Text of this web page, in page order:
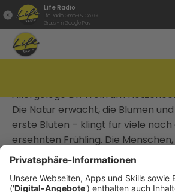
Life Radio
Life Radio GmbH & Co.KG
Gratis - in Google Play
Allergologe Dr. Wolfram
Die Natur erwacht, die Blumen
erste Blüten – klingt für viele nach
ersehnten Frühling. Die
geht, spüren allein bei diesen
Kitzeln in der Nase und das Jucken
geht in dieser Ausgabe um: